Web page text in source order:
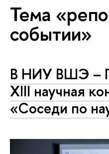
Тема
событии»
В НИУ ВШЭ –
XIII научная
«Соседи по